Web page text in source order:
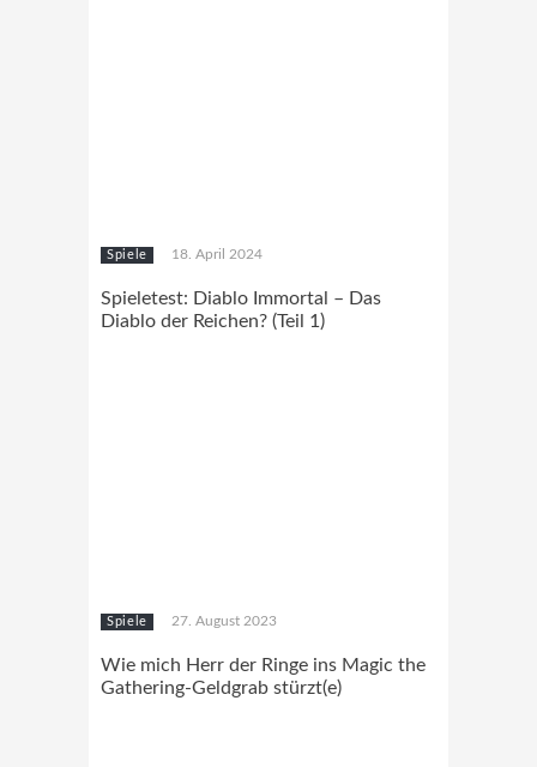
Spiele 18. April 2024
Spieletest: Diablo Immortal – Das
Diablo der Reichen? (Teil 1)
Spiele 27. August 2023
Wie mich Herr der Ringe ins Magic the
Gathering-Geldgrab stürzt(e)